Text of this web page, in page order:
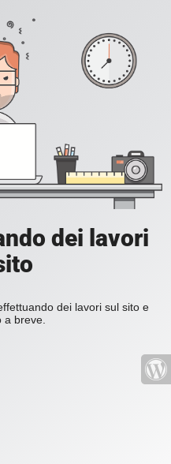
dei lavori
dei lavori sul sito e
a breve.